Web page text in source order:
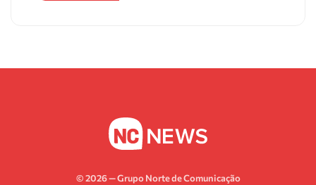
© 2026 — Grupo Norte de Comunicação